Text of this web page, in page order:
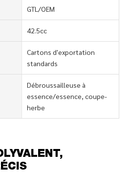
GTL/OEM
42.5cc
Cartons d'exportation
standards
Débroussailleuse à
essence/essence, coupe-
herbe